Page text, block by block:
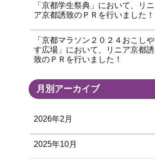
「京都学生祭典」において、リニ
ア京都誘致のＰＲを行いました！
「京都マラソン２０２４おこしや
す広場」において、リニア京都誘
致のＰＲを行いました！
月別アーカイブ
2026年2月
2025年10月